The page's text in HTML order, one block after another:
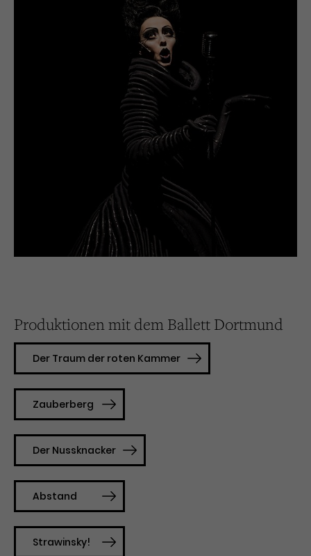
Produktionen mit dem Ballett Dortmund
Der Traum der roten Kammer
Zauberberg
Der Nussknacker
Abstand
Strawinsky!